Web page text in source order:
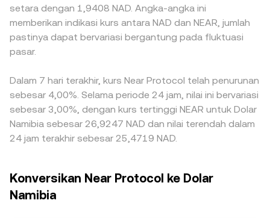
setara dengan 1,9408 NAD. Angka-angka ini
memberikan indikasi kurs antara NAD dan NEAR, jumlah
pastinya dapat bervariasi bergantung pada fluktuasi
pasar.
Dalam 7 hari terakhir, kurs Near Protocol telah penurunan
sebesar 4,00%. Selama periode 24 jam, nilai ini bervariasi
sebesar 3,00%, dengan kurs tertinggi NEAR untuk Dolar
Namibia sebesar 26,9247 NAD dan nilai terendah dalam
24 jam terakhir sebesar 25,4719 NAD.
Konversikan Near Protocol ke Dolar
Namibia